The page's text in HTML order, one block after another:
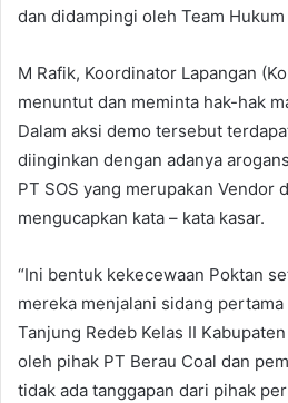
dan didampingi oleh Team Hukum
M Rafik, Koordinator Lapangan
menuntut dan meminta hak-hak
Dalam aksi demo tersebut
diinginkan dengan adanya
PT SOS yang merupakan Vendor
mengucapkan kata – kata kasar.
“Ini bentuk kekecewaan Poktan
mereka menjalani sidang
Tanjung Redeb Kelas II
oleh pihak PT Berau Coal dan
tidak ada tanggapan dari pihak